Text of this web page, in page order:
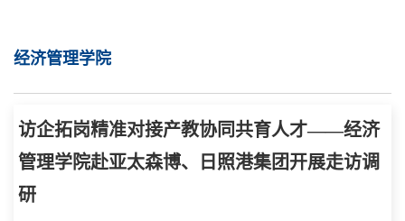
经济管理学院
访企拓岗精准对接产教协同共育人才——经济
管理学院赴亚太森博、日照港集团开展走访调
研